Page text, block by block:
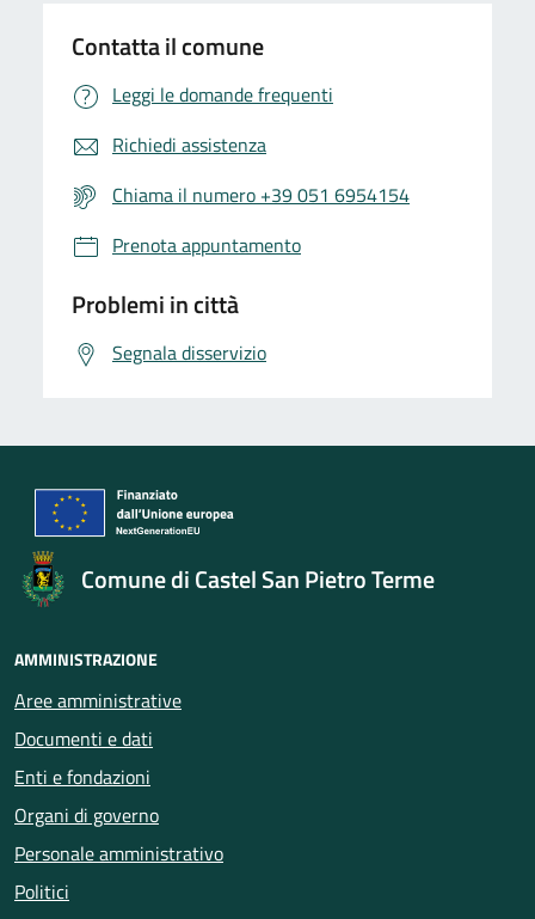
Contatta il comune
Leggi le domande frequenti
Richiedi assistenza
Chiama il numero +39 051 6954154
Prenota appuntamento
Problemi in città
Segnala disservizio
Comune di Castel San Pietro Terme
AMMINISTRAZIONE
Aree amministrative
Documenti e dati
Enti e fondazioni
Organi di governo
Personale amministrativo
Politici